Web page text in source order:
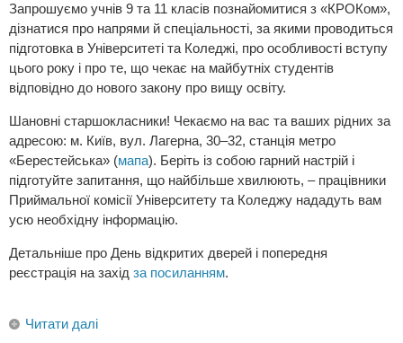
Запрошуємо учнів 9 та 11 класів познайомитися з «КРОКом»,
дізнатися про напрями й спеціальності, за якими проводиться
підготовка в Університеті та Коледжі, про особливості вступу
цього року і про те, що чекає на майбутніх студентів
відповідно до нового закону про вищу освіту.
Шановні старшокласники! Чекаємо на вас та ваших рідних за
адресою: м. Київ, вул. Лагерна, 30–32, станція метро
«Берестейська» (мапа). Беріть із собою гарний настрій і
підготуйте запитання, що найбільше хвилюють, – працівники
Приймальної комісії Університету та Коледжу нададуть вам
усю необхідну інформацію.
Детальніше про День відкритих дверей і попередня
реєстрація на захід за посиланням.
Читати далі